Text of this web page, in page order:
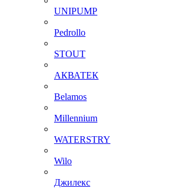
UNIPUMP
Pedrollo
STOUT
АКВАТЕК
Belamos
Millennium
WATERSTRY
Wilo
Джилекс